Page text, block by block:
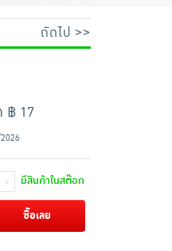
ถัดไป >>
฿ 17
+ มีสินค้าในสต๊อก
ซื้อเลย